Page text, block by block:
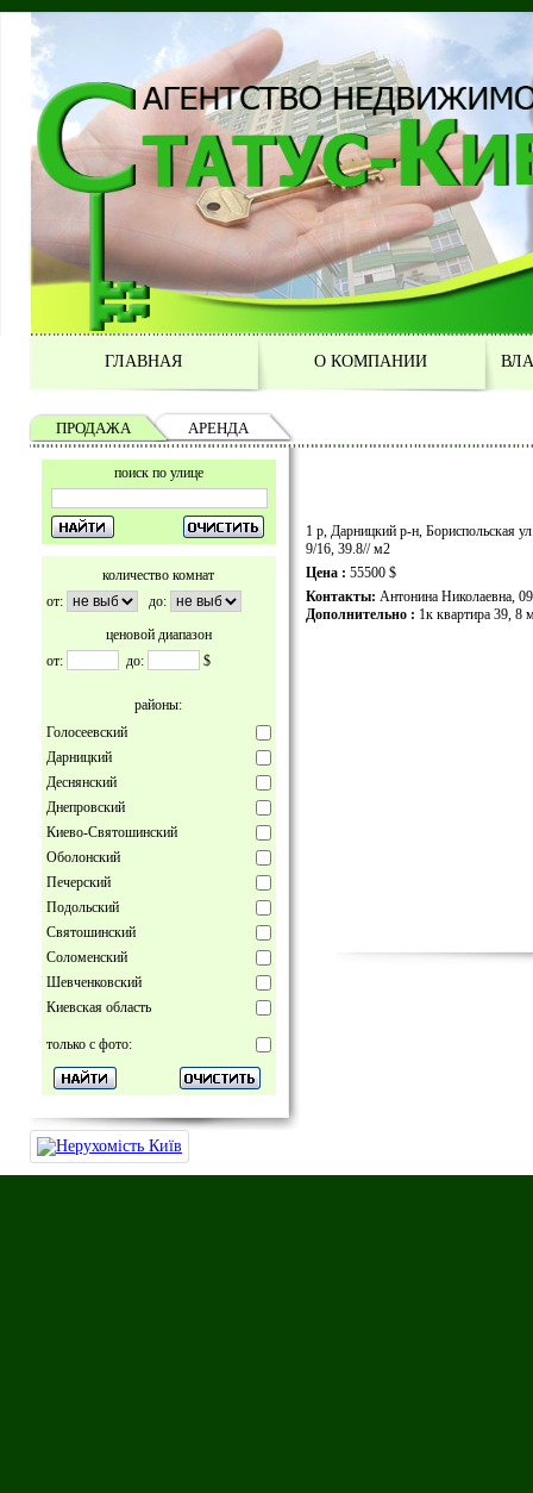
ГЛАВНАЯ О КОМПАНИИ
ПРОДАЖА АРЕНДА
поиск по улице
количество комнат
от:
до:
ценовой диапазон
от:
до: $
районы:
Голосеевский
Дарницкий
Деснянский
Днепровский
Киево-Святошинский
Оболонский
Печерский
Подольский
Святошинский
Соломенский
Шевченковский
Киевская область
только с фото:
1 р, Дарницкий р-н, Бориспольская
9/16, 39.8// м2
Цена : 55500 $
Контакты: Антонина Николаевна,
Дополнительно : 1к квартира 39,